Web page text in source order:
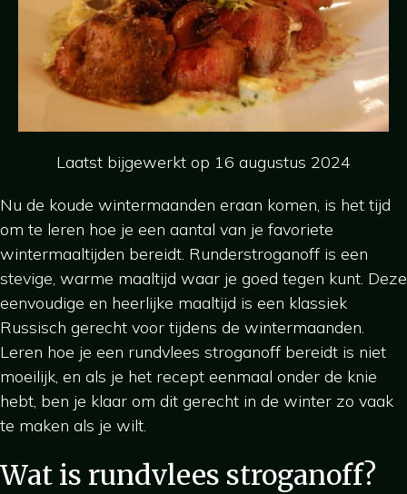
Laatst bijgewerkt op 16 augustus 2024
Nu de koude wintermaanden eraan komen, is het tijd
om te leren hoe je een aantal van je favoriete
wintermaaltijden bereidt. Runderstroganoff is een
stevige, warme maaltijd waar je goed tegen kunt. Deze
eenvoudige en heerlijke maaltijd is een klassiek
Russisch gerecht voor tijdens de wintermaanden.
Leren hoe je een rundvlees stroganoff bereidt is niet
moeilijk, en als je het recept eenmaal onder de knie
hebt, ben je klaar om dit gerecht in de winter zo vaak
te maken als je wilt.
Wat is rundvlees stroganoff?